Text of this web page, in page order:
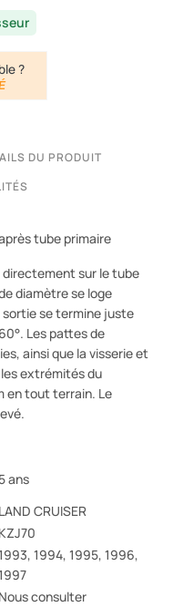
?
DU PRODUIT
tube primaire
sur le tube
diamètre se loge
se termine juste
Les pattes de
ainsi que la visserie et
extrémités du
en tout terrain. Le
5 ans
LAND CRUISER
KZJ70
1994, 1995, 1996,
Nous consulter